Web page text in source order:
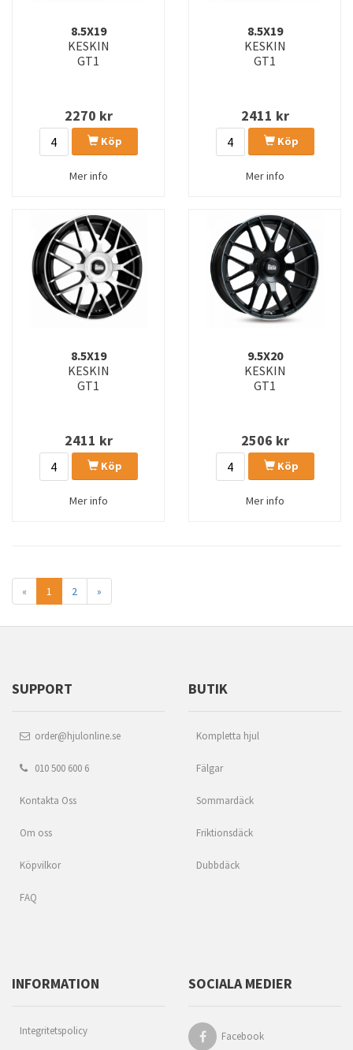
8.5X19
KESKIN
GT1
2270 kr
Köp
Mer info
8.5X19
KESKIN
GT1
2411 kr
Köp
Mer info
8.5X19
KESKIN
GT1
2411 kr
Köp
Mer info
9.5X20
KESKIN
GT1
2506 kr
Köp
Mer info
« 1 2 »
SUPPORT
order@hjulonline.se
010 500 600 6
Kontakta Oss
Om oss
Köpvilkor
FAQ
BUTIK
Kompletta hjul
Fälgar
Sommardäck
Friktionsdäck
Dubbdäck
INFORMATION
Integritetspolicy
SOCIALA MEDIER
Facebook